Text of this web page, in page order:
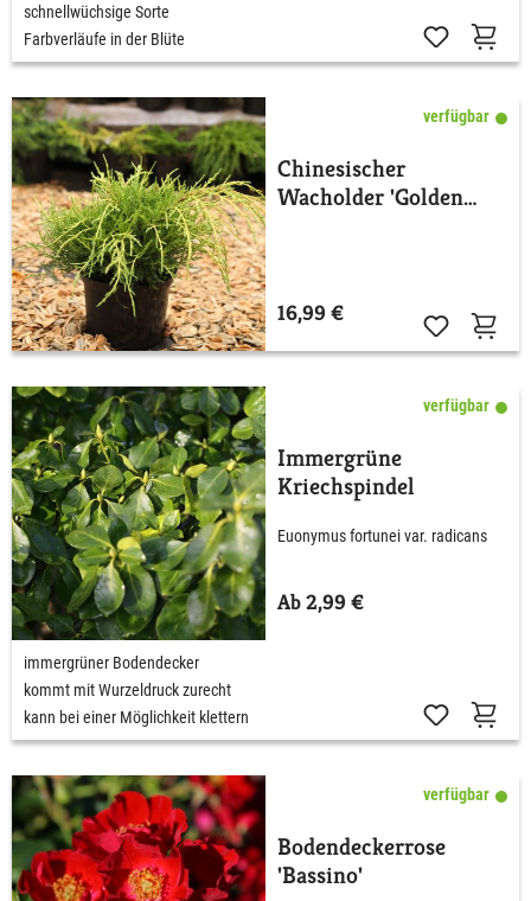
schnellwüchsige Sorte
Farbverläufe in der Blüte
verfügbar
Chinesischer
Wacholder 'Golden
16,99 €
verfügbar
Immergrüne
Kriechspindel
Euonymus fortunei var. radicans
Ab 2,99 €
immergrüner Bodendecker
kommt mit Wurzeldruck zurecht
kann bei einer Möglichkeit klettern
verfügbar
Bodendeckerrose
'Bassino'